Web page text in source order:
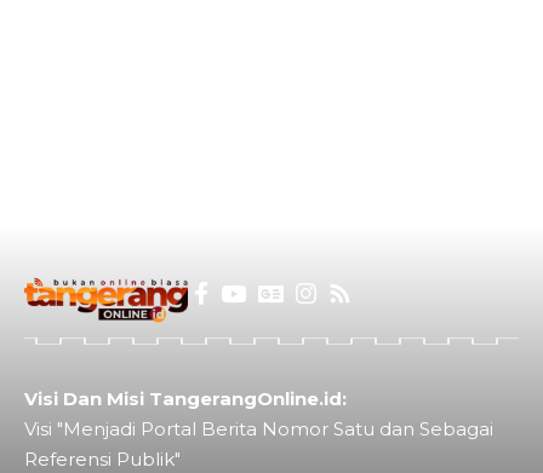
Visi Dan Misi TangerangOnline.id:
Visi "Menjadi Portal Berita Nomor Satu dan Sebagai
Referensi Publik"